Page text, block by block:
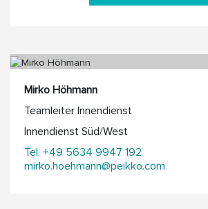
Mirko Höhmann
Teamleiter Innendienst
Innendienst Süd/West
Tel. +49 5634 9947 192
mirko.hoehmann@peikko.com